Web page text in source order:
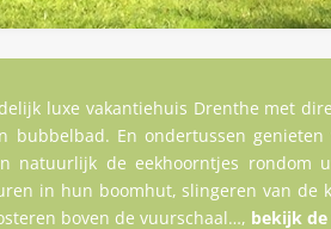
luxe vakantiehuis Drenthe met
bubbelbad. En ondertussen
natuurlijk de eekhoorntjes rondom
in hun boomhut, slingeren van
boven de vuurschaal…, bekijk